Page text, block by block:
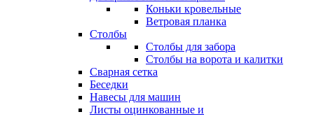
Коньки кровельные
Ветровая планка
Столбы
Столбы для забора
Столбы на ворота и калитки
Сварная сетка
Беседки
Навесы для машин
Листы оцинкованные и